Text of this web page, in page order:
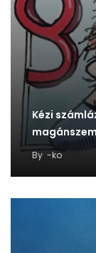
Kézi
By -ko